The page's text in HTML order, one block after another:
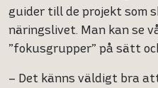
guider till de projekt som
näringslivet. Man kan se
”fokusgrupper” på sätt
– Det känns väldigt bra